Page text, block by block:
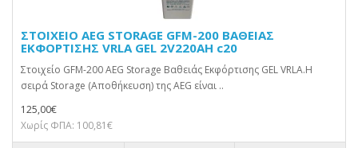
ΣΤΟΙΧΕΙΟ AEG STORAGE GFM-200 ΒΑΘΕΙΑΣ
ΕΚΦΟΡΤΙΣΗΣ VRLA GEL 2V220AH c20
Στοιχείο GFM-200 AEG Storage Βαθειάς Εκφόρτισης GEL VRLA.Η
σειρά Storage (Αποθήκευση) της AEG είναι ..
125,00€
Χωρίς ΦΠΑ: 100,81€